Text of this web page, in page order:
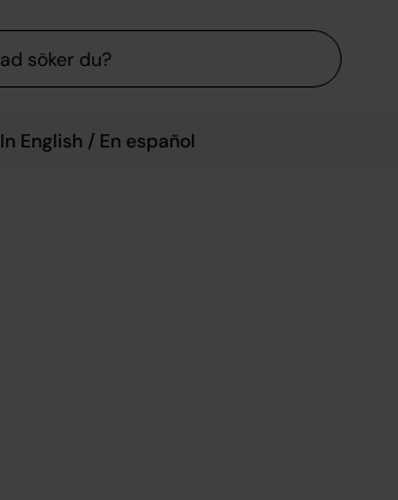
In English / En español